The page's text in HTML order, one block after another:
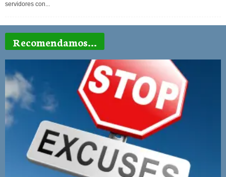
servidores con...
Recomendamos...